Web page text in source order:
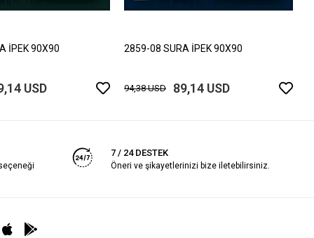
İPEK 90X90
USD
2859-08 SURA İPEK 90X90
94,38 USD 89,14 USD
7 / 24 DESTEK
Öneri ve şikayetlerinizi bize iletebilirsiniz.